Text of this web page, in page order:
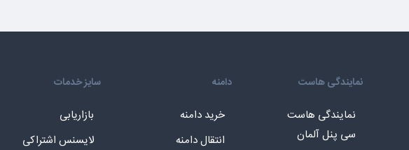
نمایندگی هاست
نمایندگی هاست
سی پنل آلمان
دامنه
خرید دامنه
انتقال دامنه
سایز خدمات
بازاریابی
لایسنس اشتراکی